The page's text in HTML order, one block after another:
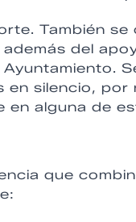
También se
del
Ayuntamiento.
silencio,
alguna de
que